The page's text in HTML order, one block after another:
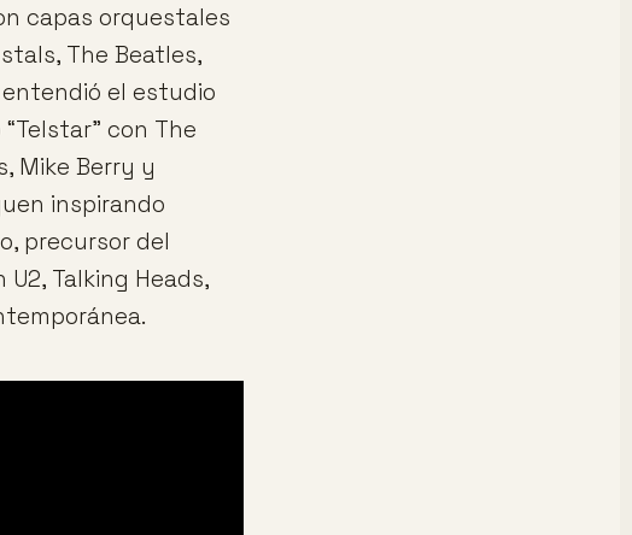
capas orquestales
The Beatles,
el estudio
con The
Mike Berry y
inspirando
precursor del
Talking Heads,